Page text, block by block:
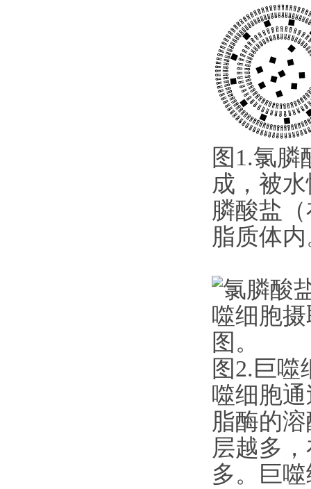
图1.氯
成，被
膦酸盐
脂质体
图2.巨
噬细胞
脂酶的
层越多
多。巨